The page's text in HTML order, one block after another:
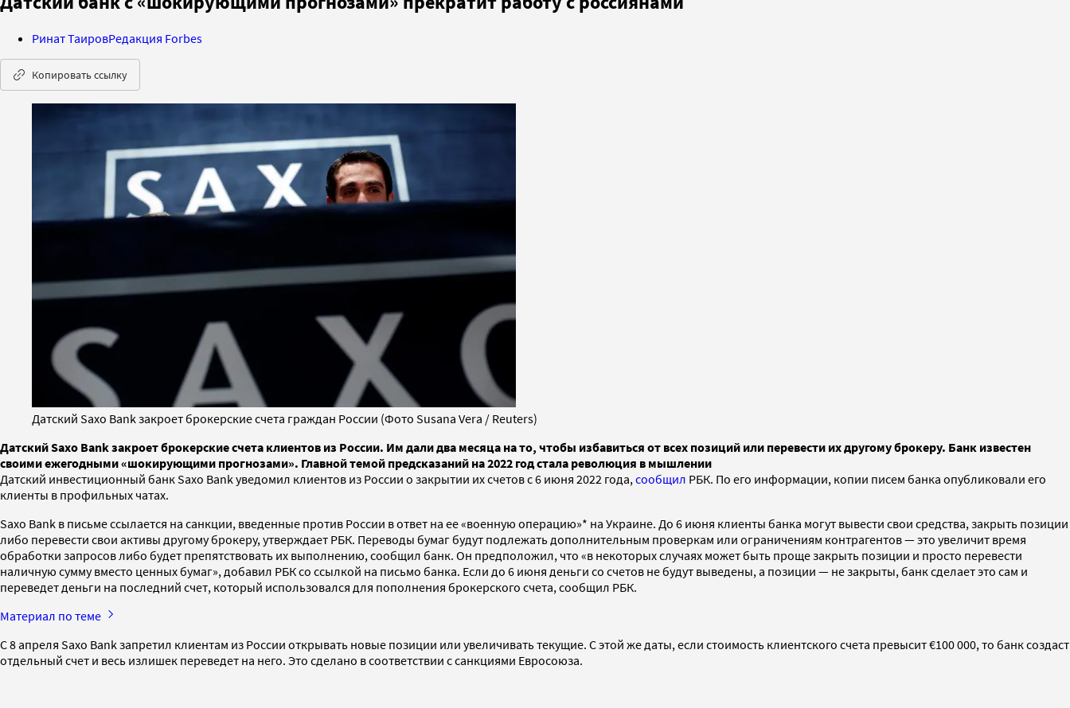
Ринат ТаировРедакция Forbes
Копировать ссылку
Датский Saxo Bank закроет брокерские счета граждан России (Фото Susana Vera / Reuters)
Датский Saxo Bank закроет брокерские счета клиентов из России. Им дали два месяца на то, чтобы избавиться от всех позиций или перевести их другому брокеру. Банк известен
своими ежегодными «шокирующими прогнозами». Главной темой предсказаний на 2022 год стала революция в мышлении
Датский инвестиционный банк Saxo Bank уведомил клиентов из России о закрытии их счетов с 6 июня 2022 года, сообщил РБК. По его информации, копии писем банка опубликовали его
клиенты в профильных чатах.
Saxo Bank в письме ссылается на санкции, введенные против России в ответ на ее «военную операцию»* на Украине. До 6 июня клиенты банка могут вывести свои средства, закрыть позиции
либо перевести свои активы другому брокеру, утверждает РБК. Переводы бумаг будут подлежать дополнительным проверкам или ограничениям контрагентов — это увеличит время
обработки запросов либо будет препятствовать их выполнению, сообщил банк. Он предположил, что «в некоторых случаях может быть проще закрыть позиции и просто перевести
наличную сумму вместо ценных бумаг», добавил РБК со ссылкой на письмо банка. Если до 6 июня деньги со счетов не будут выведены, а позиции — не закрыты, банк сделает это сам и
переведет деньги на последний счет, который использовался для пополнения брокерского счета, сообщил РБК.
Материал по теме
С 8 апреля Saxo Bank запретил клиентам из России открывать новые позиции или увеличивать текущие. С этой же даты, если стоимость клиентского счета превысит €100 000, то банк создаст
отдельный счет и весь излишек переведет на него. Это сделано в соответствии с санкциями Евросоюза.